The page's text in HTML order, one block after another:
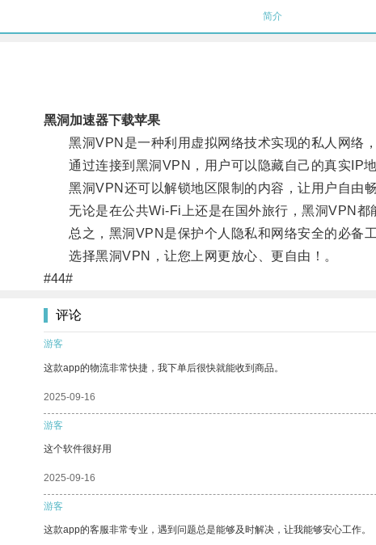
简介
黑洞加速器下载苹果
黑洞VPN是一种利用虚拟网络技术实现的私人网络，
通过连接到黑洞VPN，用户可以隐藏自己的真实IP地
黑洞VPN还可以解锁地区限制的内容，让用户自由畅
无论是在公共Wi-Fi上还是在国外旅行，黑洞VPN都
总之，黑洞VPN是保护个人隐私和网络安全的必备工
选择黑洞VPN，让您上网更放心、更自由！。
#44#
评论
游客
这款app的物流非常快捷，我下单后很快就能收到商品。
2025-09-16
游客
这个软件很好用
2025-09-16
游客
这款app的客服非常专业，遇到问题总是能够及时解决，让我能够安心工作。